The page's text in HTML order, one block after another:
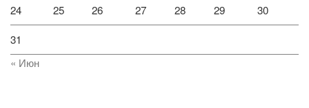
24 25 26 27 28 29 30
31
« Июн